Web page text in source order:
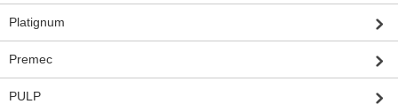
Platignum
Premec
PULP